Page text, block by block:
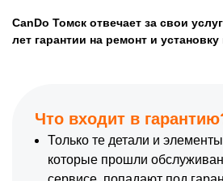
CanDo Томск отвечает за свои
лет гарантии на ремонт и
Что входит в
Только те детали и
которые прошли